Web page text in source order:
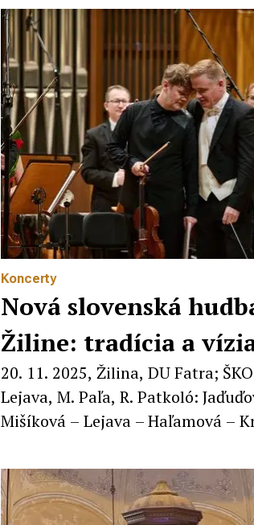
Koncerty
Nová slovenská
Žiline: tradícia a
20. 11. 2025, Žilina, DU Fatra;
Lejava, M. Paľa, R. Patkoló:
Mišíková – Lejava – Haľamová –